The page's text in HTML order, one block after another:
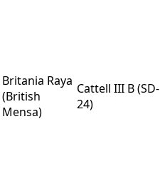
Britania Raya
(British
Mensa)
Cattell III B (SD-
24)